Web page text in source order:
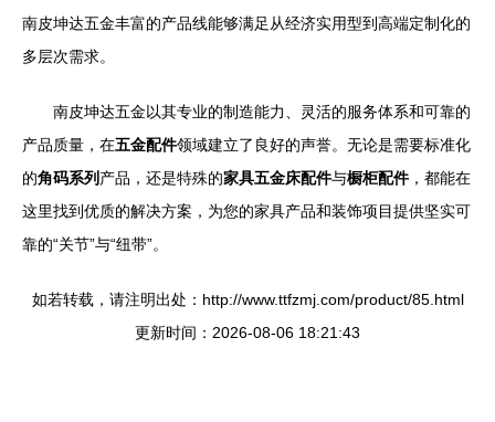
南皮坤达五金丰富的产品线能够满足从经济实用型到高端定制化的
多层次需求。
南皮坤达五金以其专业的制造能力、灵活的服务体系和可靠的
产品质量，在五金配件领域建立了良好的声誉。无论是需要标准化
的角码系列 产品，还是特殊的家具五金床配件与橱柜配件，都能在
这里找到优质的解决方案，为您的家具产品和装饰项目提供坚实可
靠的“关节”与“纽带”。
如若转载，请注明出处：http://www.ttfzmj.com/product/85.html
更新时间：2026-08-06 18:21:43